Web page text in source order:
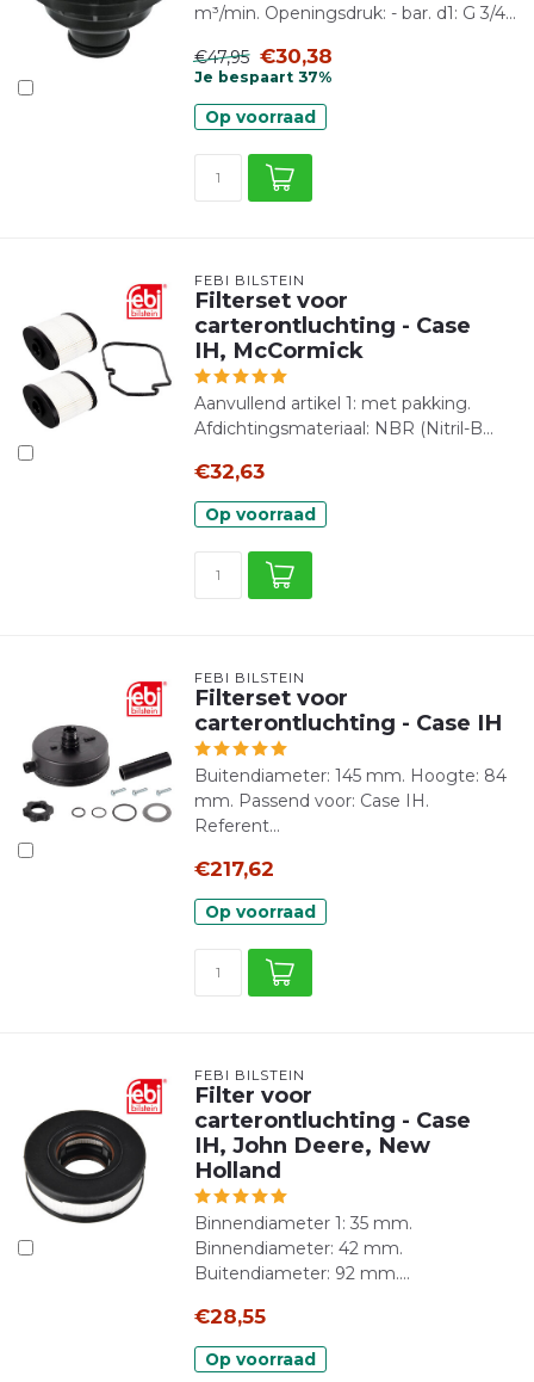
m³/min. Openingsdruk: - bar. d1: G 3/4...
€47,95 €30,38
Je bespaart 37%
Op voorraad
FEBI BILSTEIN
Filterset voor
carterontluchting - Case
IH, McCormick
Aanvullend artikel 1: met pakking.
Afdichtingsmateriaal: NBR (Nitril-B...
€32,63
Op voorraad
FEBI BILSTEIN
Filterset voor
carterontluchting - Case IH
Buitendiameter: 145 mm. Hoogte: 84
mm. Passend voor: Case IH.
Referent...
€217,62
Op voorraad
FEBI BILSTEIN
Filter voor
carterontluchting - Case
IH, John Deere, New
Holland
Binnendiameter 1: 35 mm.
Binnendiameter: 42 mm.
Buitendiameter: 92 mm....
€28,55
Op voorraad